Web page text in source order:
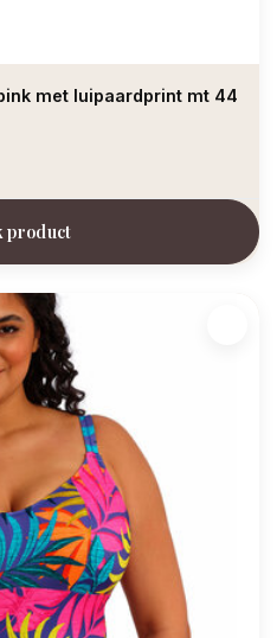
met luipaardprint mt 44
product